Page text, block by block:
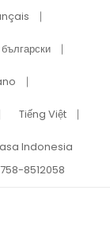
български
Tiếng Việt
Indonesia
8512058